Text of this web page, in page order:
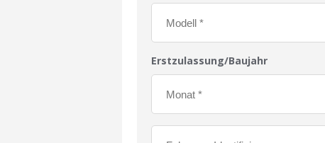
Erstzulassung/Baujahr